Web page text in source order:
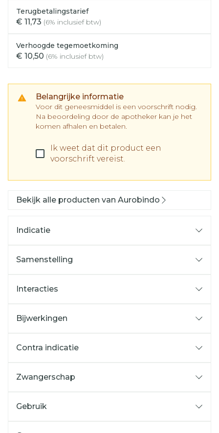
Terugbetalingstarief
€ 11,73 (6% inclusief btw)
Verhoogde tegemoetkoming
€ 10,50 (6% inclusief btw)
Belangrijke informatie
Voor dit geneesmiddel is een voorschrift nodig.
Na beoordeling door de apotheker kan je het
komen afhalen en betalen.
Ik weet dat dit product een
voorschrift vereist.
Bekijk alle producten van Aurobindo
Indicatie
Samenstelling
Interacties
Bijwerkingen
Contra indicatie
Zwangerschap
Gebruik